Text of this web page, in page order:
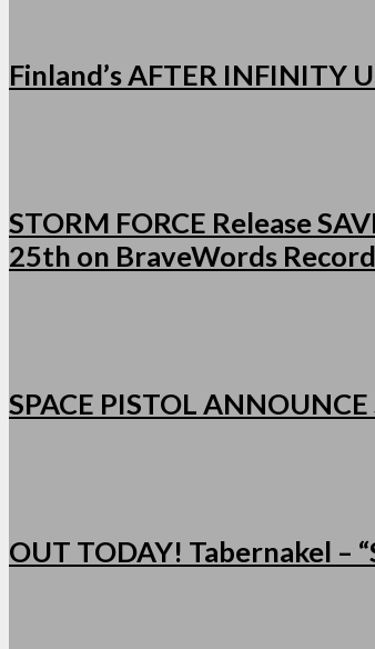
Finland’s AFTER INFINITY
STORM FORCE Release
25th on BraveWords
SPACE PISTOL
OUT TODAY! Tabernakel –